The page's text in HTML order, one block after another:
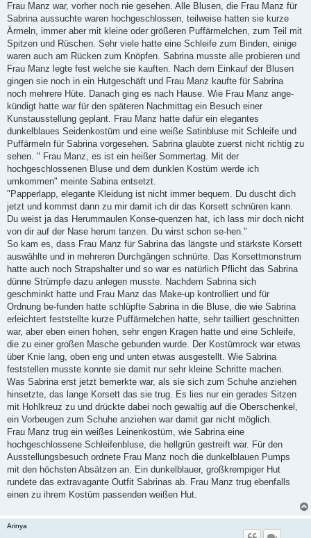
Frau Manz war, vorher noch nie gesehen. Alle Blusen, die Frau Manz für
Sabrina aussuchte waren hochgeschlossen, teilweise hatten sie kurze
Ärmeln, immer aber mit kleine oder größeren Puffärmelchen, zum Teil mit
Spitzen und Rüschen. Sehr viele hatte eine Schleife zum Binden, einige
waren auch am Rücken zum Knöpfen. Sabrina musste alle probieren und
Frau Manz legte fest welche sie kauften. Nach dem Einkauf der Blusen
gingen sie noch in ein Hutgeschäft und Frau Manz kaufte für Sabrina
noch mehrere Hüte. Danach ging es nach Hause. Wie Frau Manz ange-
kündigt hatte war für den späteren Nachmittag ein Besuch einer
Kunstausstellung geplant. Frau Manz hatte dafür ein elegantes
dunkelblaues Seidenkostüm und eine weiße Satinbluse mit Schleife und
Puffärmeln für Sabrina vorgesehen. Sabrina glaubte zuerst nicht richtig zu
sehen. " Frau Manz, es ist ein heißer Sommertag. Mit der
hochgeschlossenen Bluse und dem dunklen Kostüm werde ich
umkommen" meinte Sabina entsetzt.
"Papperlapp, elegante Kleidung ist nicht immer bequem. Du duscht dich
jetzt und kommst dann zu mir damit ich dir das Korsett schnüren kann.
Du weist ja das Herummaulen Konse-quenzen hat, ich lass mir doch nicht
von dir auf der Nase herum tanzen. Du wirst schon se-hen."
So kam es, dass Frau Manz für Sabrina das längste und stärkste Korsett
auswählte und in mehreren Durchgängen schnürte. Das Korsettmonstrum
hatte auch noch Strapshalter und so war es natürlich Pflicht das Sabrina
dünne Strümpfe dazu anlegen musste. Nachdem Sabrina sich
geschminkt hatte und Frau Manz das Make-up kontrolliert und für
Ordnung be-funden hatte schlüpfte Sabrina in die Bluse, die wie Sabrina
erleichtert feststellte kurze Puffärmelchen hatte, sehr tailliert geschnitten
war, aber eben einen hohen, sehr engen Kragen hatte und eine Schleife,
die zu einer großen Masche gebunden wurde. Der Kostümrock war etwas
über Knie lang, oben eng und unten etwas ausgestellt. Wie Sabrina
feststellen musste konnte sie damit nur sehr kleine Schritte machen.
Was Sabrina erst jetzt bemerkte war, als sie sich zum Schuhe anziehen
hinsetzte, das lange Korsett das sie trug. Es lies nur ein gerades Sitzen
mit Hohlkreuz zu und drückte dabei noch gewaltig auf die Oberschenkel,
ein Vorbeugen zum Schuhe anziehen war damit gar nicht möglich.
Frau Manz trug ein weißes Leinenkostüm, wie Sabrina eine
hochgeschlossene Schleifenbluse, die hellgrün gestreift war. Für den
Ausstellungsbesuch ordnete Frau Manz noch die dunkelblauen Pumps
mit den höchsten Absätzen an. Ein dunkelblauer, großkrempiger Hut
rundete das extravagante Outfit Sabrinas ab. Frau Manz trug ebenfalls
einen zu ihrem Kostüm passenden weißen Hut.
Arinya